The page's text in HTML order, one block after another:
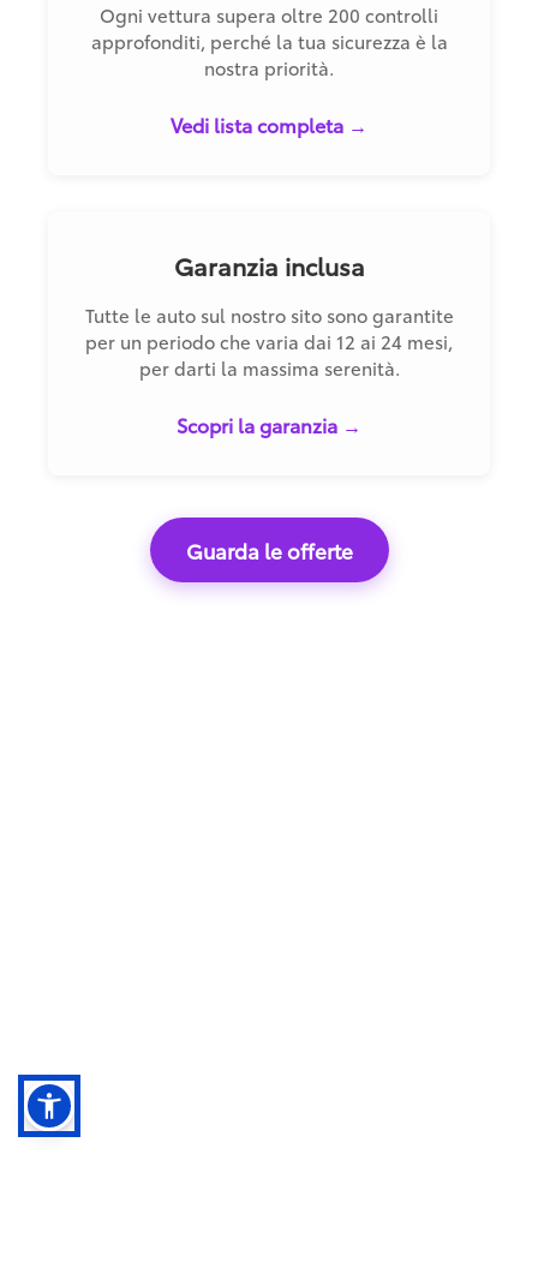
Ogni vettura supera oltre 200 controlli
approfonditi, perché la tua sicurezza è la
nostra priorità.
Vedi lista completa →
Garanzia inclusa
Tutte le auto sul nostro sito sono garantite
per un periodo che varia dai 12 ai 24 mesi,
per darti la massima serenità.
Scopri la garanzia →
Guarda le offerte